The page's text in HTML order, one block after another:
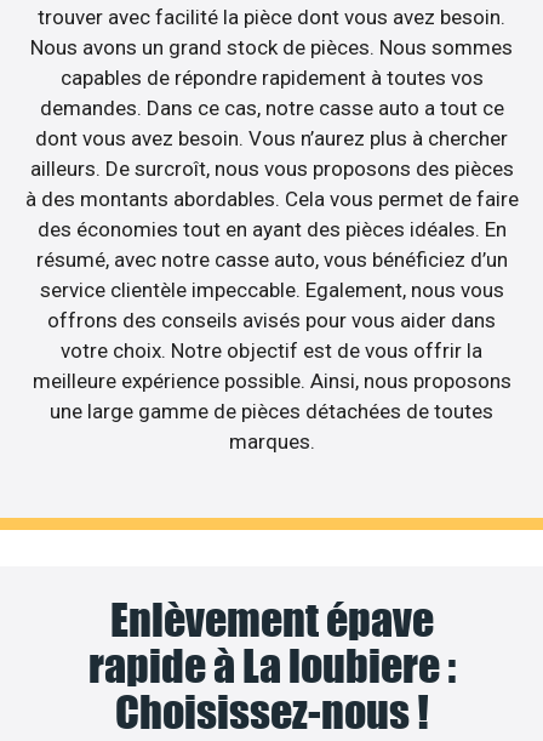
trouver avec facilité la pièce dont vous avez besoin.
Nous avons un grand stock de pièces. Nous sommes
capables de répondre rapidement à toutes vos
demandes. Dans ce cas, notre casse auto a tout ce
dont vous avez besoin. Vous n’aurez plus à chercher
ailleurs. De surcroît, nous vous proposons des pièces
à des montants abordables. Cela vous permet de faire
des économies tout en ayant des pièces idéales. En
résumé, avec notre casse auto, vous bénéficiez d’un
service clientèle impeccable. Egalement, nous vous
offrons des conseils avisés pour vous aider dans
votre choix. Notre objectif est de vous offrir la
meilleure expérience possible. Ainsi, nous proposons
une large gamme de pièces détachées de toutes
marques.
Enlèvement épave
rapide à La loubiere :
Choisissez-nous !